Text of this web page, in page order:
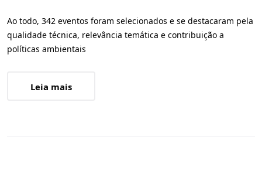
Ao todo, 342 eventos foram selecionados e se destacaram pela
qualidade técnica, relevância temática e contribuição a
políticas ambientais
Leia mais